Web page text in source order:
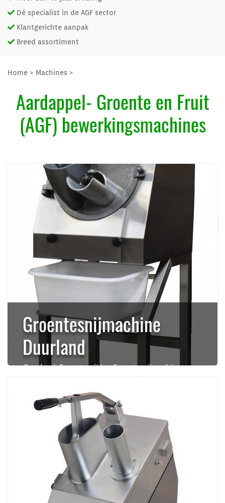
Dé specialist in de AGF sector
Klantgerichte aanpak
Breed assortiment
Home > Machines >
Aardappel- Groente en Fruit
(AGF) bewerkingsmachines
Groentesnijmachine
Duurland
Duurland, Groentesnijder, Groentesnijmachine,